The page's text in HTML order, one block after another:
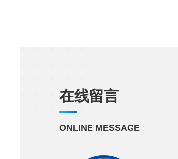
在线留言
ONLINE MESSAGE